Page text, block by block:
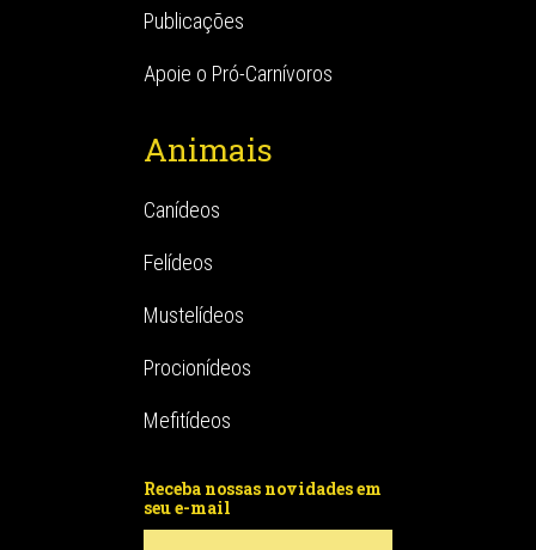
Publicações
Apoie o Pró-Carnívoros
Animais
Canídeos
Felídeos
Mustelídeos
Procionídeos
Mefitídeos
Receba nossas novidades em
seu e-mail